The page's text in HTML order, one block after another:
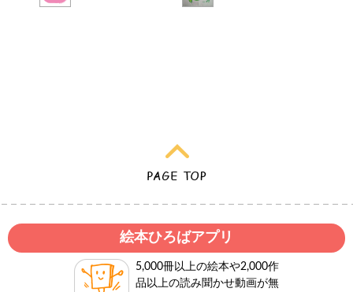
絵本ひろばアプリ
5,000冊以上の絵本や2,000作
品以上の読み聞かせ動画が無